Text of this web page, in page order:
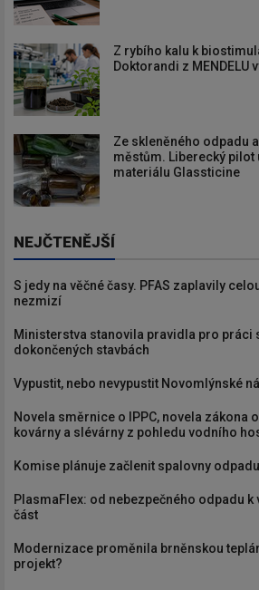
Z rybího kalu k
Doktorandi z MENDELU
Ze skleněného odpadu
městům. Liberecký pilot
materiálu Glassticine
NEJČTENĚJŠÍ
S jedy na věčné časy. PFAS zaplavily
nezmizí
Ministerstva stanovila pravidla pro práci
dokončených stavbách
Vypustit, nebo nevypustit Novomlýnské
Novela směrnice o IPPC, novela zákona o
kovárny a slévárny z pohledu vodního
Komise plánuje začlenit spalovny odpadu
PlasmaFlex: od nebezpečného odpadu k
část
Modernizace proměnila brněnskou
projekt?